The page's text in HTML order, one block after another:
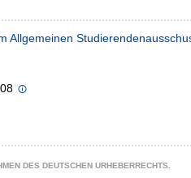
Allgemeinen
DES DEUTSCHEN URHEBERRECHTS.